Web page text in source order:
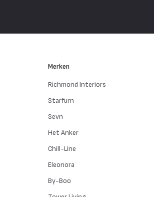
Merken
Richmond Interiors
Starfurn
Sevn
Het Anker
Chill-Line
Eleonora
By-Boo